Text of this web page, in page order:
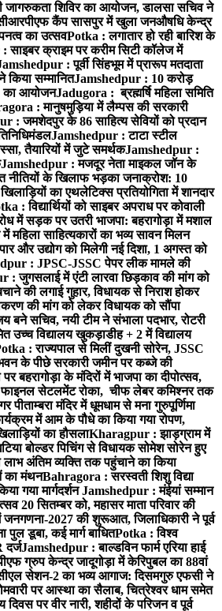
जागरुकता शिविर का आयोजन, डालसा सचिव ने
कैंप सासपुर में खुला जनऔषधि केन्द्र
का उत्सवPotka : लगातार हो रही बारिश के
साइबर क्राइम पर करीम सिटी कॉलेज में
: पूर्वी सिंहभूम में प्रारूप मतदाता
सम्मानितJamshedpur : 10 करोड़
का आयोजनJadugora : ब्रह्मर्षि महिला समिति
: मानुषमुड़िया में लैम्पस की सरकारी
: जमशेदपुर के 86 साहित्य सेवियों को प्रदान
Jamshedpur : टाटा स्टील
तैयारियों में जुटे समर्थकJamshedpur :
Jamshedpur : मजदूर नेता माइकल जॉन के
नीतियों के खिलाफ भड़का जनाक्रोश: 10
का एथलेटिक्स प्रतियोगिता में शानदार
: विद्यार्थियों को साइबर अपराध पर कोवाली
में सड़क पर उतरी भाजपा: बहरागोड़ा में मशाल
साहित्यकारों का भव्य सावन मिलन
और उद्योग को मिलेगी नई दिशा, 1 अगस्त को
: JPSC-JSSC पेपर लीक मामले की
: जुगसलाई में एंटी लारवा छिड़काव की मांग को
की लगाई गुहार, विधायक से निराश होकर
की मांग को लेकर विधायक को सौंपा
सचिव, नयी टीम ने संभाला पदभार, रोटरी
उच्च विद्यालय खुकड़ाडीह + 2 में विद्यालय
: राज्यपाल से मिलीं दुखनी सोरेन, JSSC
के पीछे सरकारी जमीन पर कब्जे की
बहरागोड़ा के मंदिरों में भाजपा का दीपोत्सव,
फाइनल सेटलमेंट रोका, चीफ लेबर कमिश्नर तक
मंदिर में धूमधाम से मना गुरुपूर्णिमा
में आम के पौधे का किया गया रोपण,
का हौसलाKharagpur : झाड़ग्राम में
बोल्डर पिचिंग से विधायक सोमेश सोरेन हुए
अंतिम व्यक्ति तक पहुंचाने का किया
का मंथनBahragora : सरस्वती शिशु विद्या
गया मार्गदर्शनJamshedpur : मंईयां सम्मान
20 सितम्बर को, महासर माता परिवार की
2027 की शुरूआत, जिलाधिकारी ने पूर्व
डूबा, कई मार्ग बाधितPotka : विश्व
दर्जJamshedpur : बाल्डविन फार्म एरिया हाई
ग्रुप केन्द्र जादूगोड़ा में केरिपुबल का 88वां
सेशन-2 का भव्य आगाज: दिसमगुरु एफसी ने
पर आस्था का सैलाब, चित्रेश्वर धाम समेत
पर वीर नारी, शहीदों के परिजन व पूर्व